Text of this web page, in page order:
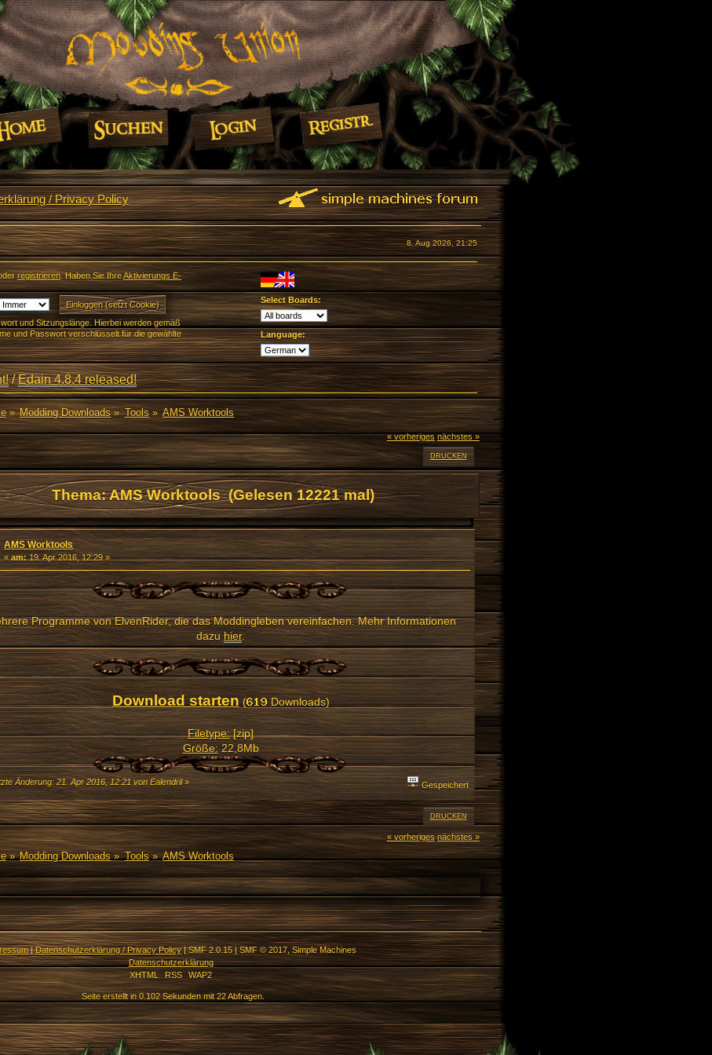
/ Privacy Policy
8. Aug 2026, 21:25
registrieren. Haben Sie IhreAktivierungs E-
und Sitzungslänge. Hierbei werden gemäß
und Passwort verschlüsselt für die gewählte
Select Boards:
Language:
/Edain 4.8.4 released!
» Modding Downloads» Tools » AMS Worktools
« vorheriges nächstes »
DRUCKEN
Thema: AMS Worktools (Gelesen 12221 mal)
AMS Worktools
«am:19. Apr 2016, 12:29 »
Programme von ElvenRider, die das Moddingleben vereinfachen. Mehr Informationen
dazuhier.
Download starten( Downloads)
Filetype:[zip]
Größe:22,8Mb
Änderung: 21. Apr 2016, 12:21 von Ealendril» Gespeichert
DRUCKEN
« vorheriges nächstes »
» Modding Downloads» Tools» AMS Worktools
|Datenschutzerklärung / Privacy Policy|SMF 2.0.15|SMF © 2017,Simple Machines
Datenschutzerklärung
XHTML
RSS WAP2
Seite erstellt in 0.102 Sekunden mit 22 Abfragen.